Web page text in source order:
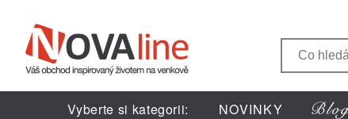
Vyberte si kategorii: NOVINKY